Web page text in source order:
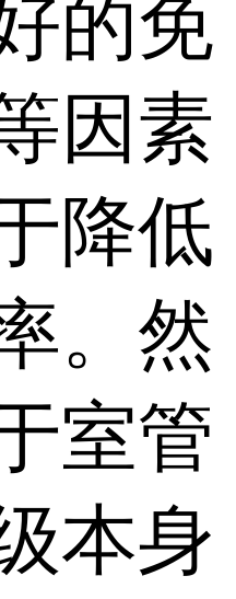
的免
因素
降低
。然
室管
本身